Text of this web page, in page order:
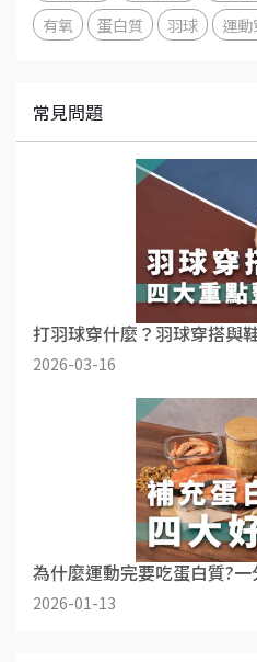
有氧
蛋白質 羽球 運動
常見問題
打羽球穿什麼？羽球穿搭與
2026-03-16
為什麼運動完要吃蛋白質?
2026-01-13